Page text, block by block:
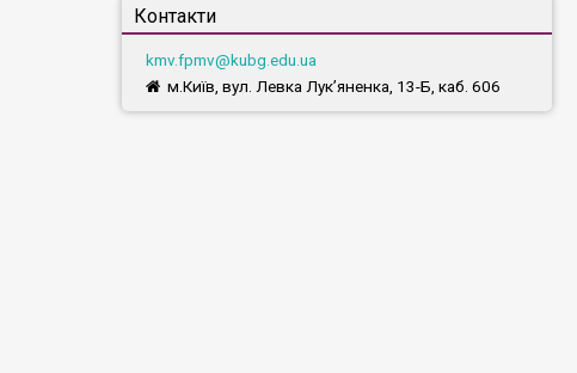
Контакти
kmv.fpmv@kubg.edu.ua
м.Київ, вул. Левка Лук’яненка, 13-Б, каб. 606